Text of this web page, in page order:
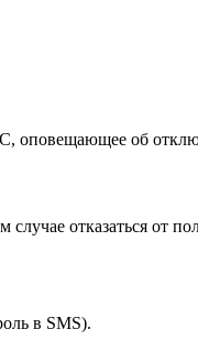
оповещающее об
отказаться от
в SMS).